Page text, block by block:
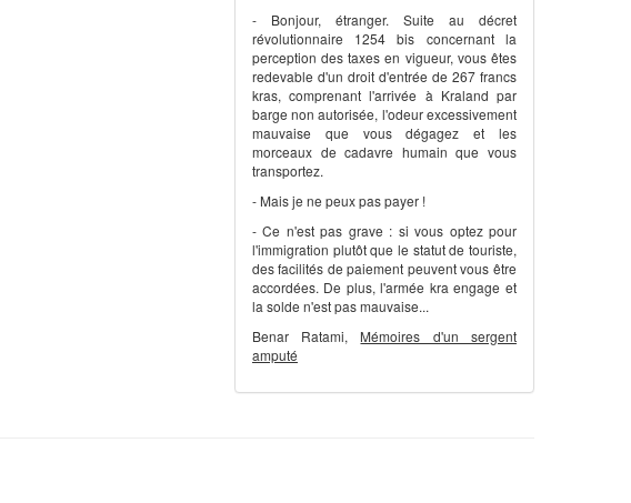
- Bonjour, étranger. Suite au décret
révolutionnaire 1254 bis concernant la
perception des taxes en vigueur, vous êtes
redevable d'un droit d'entrée de 267 francs
kras, comprenant l'arrivée à Kraland par
barge non autorisée, l'odeur excessivement
mauvaise que vous dégagez et les
morceaux de cadavre humain que vous
transportez.
- Mais je ne peux pas payer !
- Ce n'est pas grave : si vous optez pour
l'immigration plutôt que le statut de touriste,
des facilités de paiement peuvent vous être
accordées. De plus, l'armée kra engage et
la solde n'est pas mauvaise...
Benar Ratami, Mémoires d'un sergent
amputé